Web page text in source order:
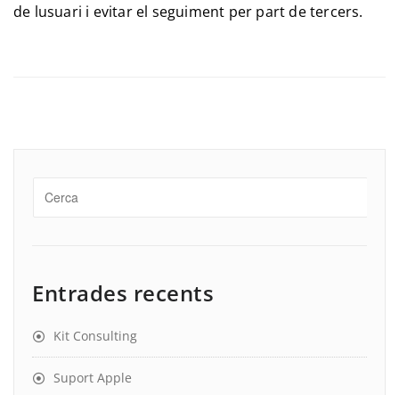
de lusuari i evitar el seguiment per part de tercers.
Entrades recents
Kit Consulting
Suport Apple